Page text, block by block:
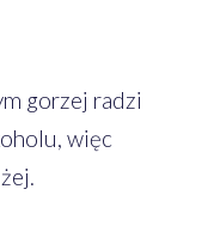
gorzej radzi
więc